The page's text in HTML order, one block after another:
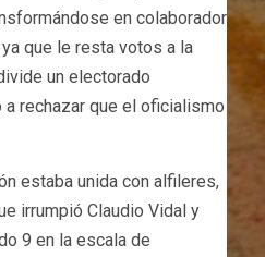
en colaborador
que le resta votos a la
un electorado
rechazar que el oficialismo
estaba unida con alfileres,
irrumpió Claudio Vidal y
9 en la escala de